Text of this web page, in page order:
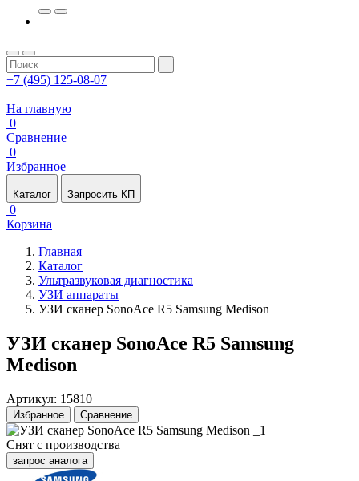
+7 (495) 125-08-07
На главную
0
Сравнение
0
Избранное
Каталог Запросить КП
0
Корзина
Главная
Каталог
Ультразвуковая диагностика
УЗИ аппараты
УЗИ сканер SonoAce R5 Samsung Medison
УЗИ сканер SonoAce R5 Samsung
Medison
Артикул: 15810
Избранное Сравнение
Снят с производства
запрос аналога